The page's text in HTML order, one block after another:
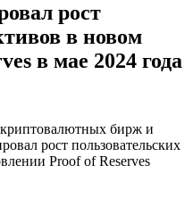
рост
в новом
в мае 2024 года
бирж и
рост пользовательских
Proof of Reserves